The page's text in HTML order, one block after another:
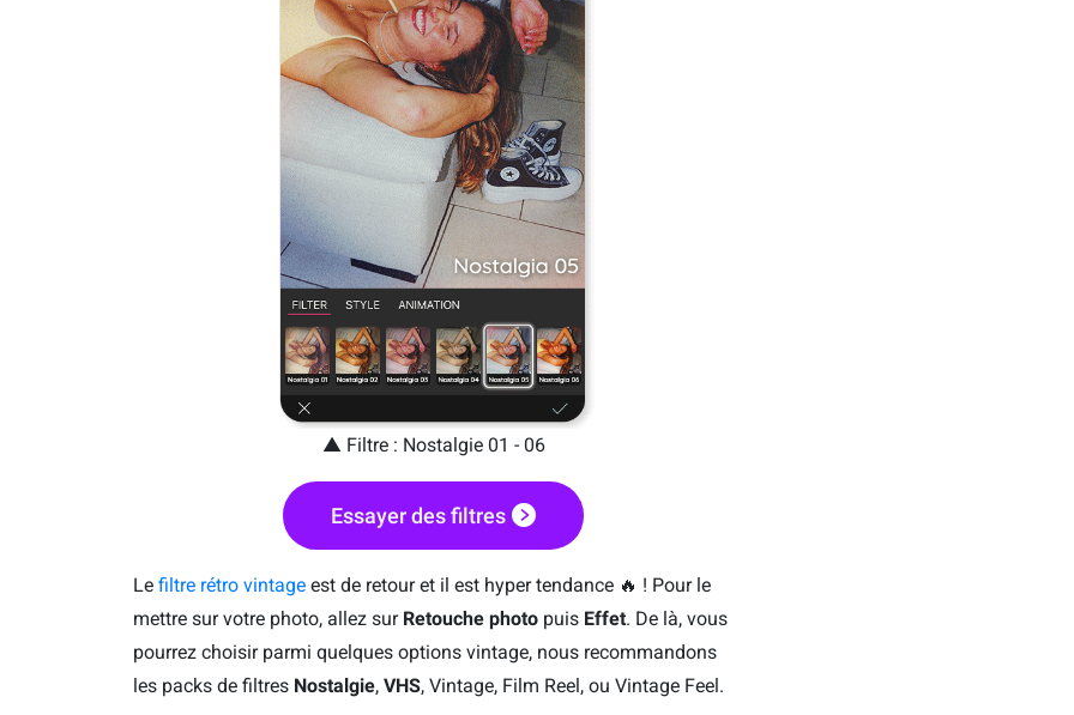
▲ Filtre : Nostalgie 01 - 06
Essayer des filtres
Le filtre rétro vintageest de retour et il est hyper tendance 🔥 ! Pour le
mettre sur votre photo, allez sur Retouche photopuis Effet. De là, vous
pourrez choisir parmi quelques options vintage, nous recommandons
les packs de filtres Nostalgie, VHS, Vintage, Film Reel, ou Vintage Feel.